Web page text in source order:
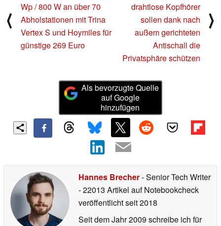
⟨
Wp / 800 W an über 70
Abholstationen mit Trina
Vertex S und Hoymiles für
günstige 269 Euro
drahtlose Kopfhörer
sollen dank nach
außem gerichteten
Antischall die
Privatsphäre schützen
⟩
Als bevorzugte Quelle
auf Google
hinzufügen
Hannes Brecher- Senior Tech Writer
- 22013 Artikel auf Notebookcheck
veröffentlichtseit 2018
Seit dem Jahr 2009 schreibe ich für